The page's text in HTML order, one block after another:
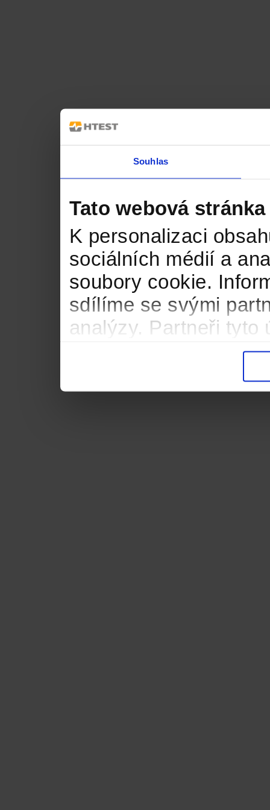
Souhlas
Tato webová
K personalizaci
sociálních médií a
soubory cookie.
sdílíme se svými
analýzy. Partneři tyto
informacemi, které